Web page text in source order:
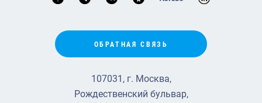
ОБРАТНАЯ СВЯЗЬ
107031, г. Москва,
Рождественский бульвар,